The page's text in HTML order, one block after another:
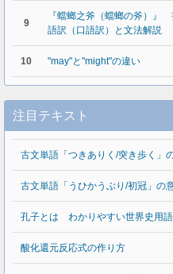
9
『蟷螂之斧（蟷螂の斧）』
語訳（口語訳）と文法解説
10 "may"と"might"の違い
注目テキスト
古文単語「つきありく/突き歩く」
古文単語「うひかうぶり/初冠」の
孔子とは わかりやすい世界史用
酸化還元反応式の作り方